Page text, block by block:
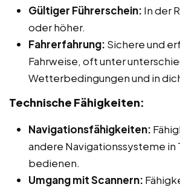
Gültiger Führerschein: In der
oder höher.
Fahrerfahrung: Sichere und
Fahrweise, oft unter
Wetterbedingungen und in
Technische Fähigkeiten:
Navigationsfähigkeiten:
andere Navigationssysteme in
bedienen.
Umgang mit Scannern: